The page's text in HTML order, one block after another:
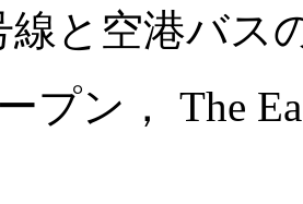
線と空港バス
プン， The